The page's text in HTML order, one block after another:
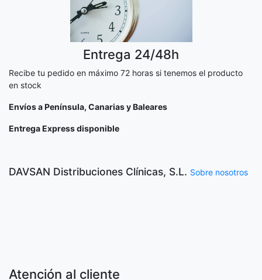
Entrega 24/48h
Recibe tu pedido en máximo 72 horas si tenemos el producto
en stock
Envíos a Península, Canarias y Baleares
Entrega Express disponible
DAVSAN Distribuciones Clínicas, S.L. Sobre nosotros
Atención al cliente